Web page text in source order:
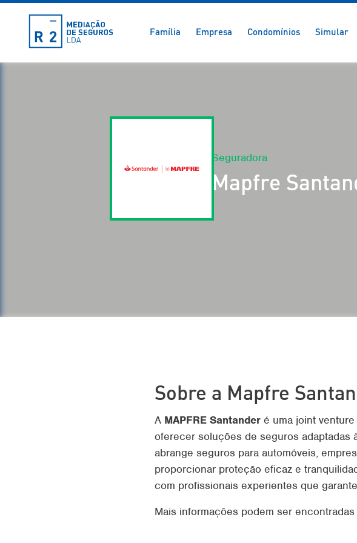
Família Empresa Condomínios Simular
Seguradora
Mapfre
Sobre a Mapfre
A MAPFRE Santander é uma joint
oferecer soluções de seguros adaptadas
abrange seguros para automóveis,
proporcionar proteção eficaz e
com profissionais experientes que
Mais informações podem ser encontradas